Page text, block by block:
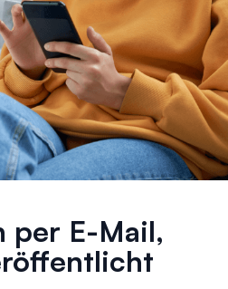
per E-Mail,